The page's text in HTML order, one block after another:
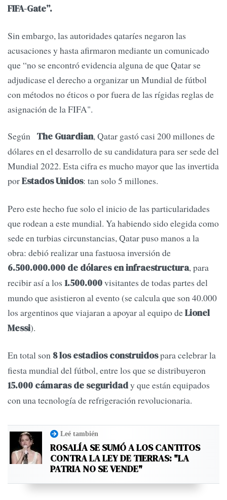
FIFA-Gate”.
Sin embargo, las autoridades qataríes negaron las
acusaciones y hasta afirmaron mediante un comunicado
que “no se encontró evidencia alguna de que Qatar se
adjudicase el derecho a organizar un Mundial de fútbol
con métodos no éticos o por fuera de las rígidas reglas de
asignación de la FIFA".
Según The Guardian, Qatar gastó casi 200 millones de
dólares en el desarrollo de su candidatura para ser sede del
Mundial 2022. Esta cifra es mucho mayor que las invertida
porEstados Unidos: tan solo 5 millones.
Pero este hecho fue solo el inicio de las particularidades
que rodean a este mundial. Ya habiendo sido elegida como
sede en turbias circunstancias, Qatar puso manos a la
obra: debió realizar una fastuosa inversión de
6.500.000.000 de dólares en infraestructura, para
recibir así a los 1.500.000visitantes de todas partes del
mundo que asistieron al evento (se calcula que son 40.000
los argentinos que viajaran a apoyar al equipo deLionel
Messi).
En total son 8 los estadios construidospara celebrar la
fiesta mundial del fútbol, entre los que se distribuyeron
15.000 cámaras de seguridady que están equipados
con una tecnología de refrigeración revolucionaria.
Leé también
ROSALÍA SE SUMÓ A LOS CANTITOS
CONTRA LA LEY DE TIERRAS: "LA
PATRIA NO SE VENDE"